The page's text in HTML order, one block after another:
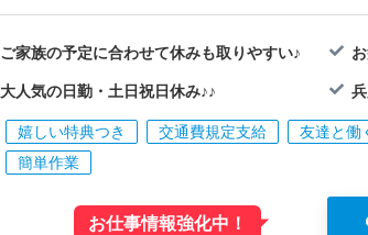
ご家族の予定に合わせて休みも取りやすい♪
大人気の日勤・土日祝日休み♪♪
嬉しい特典つき 交通費規定支給 友達と働
簡単作業
お仕事情報強化中！